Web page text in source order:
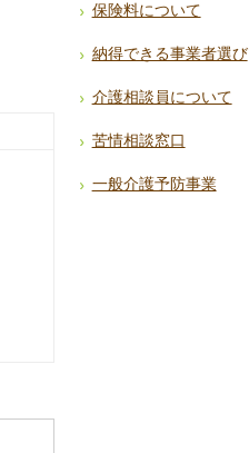
保険料について
納得できる事業者選び
介護相談員について
苦情相談窓口
一般介護予防事業